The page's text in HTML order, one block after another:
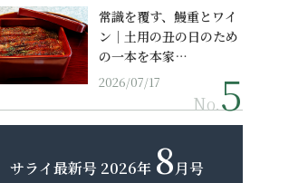
常識を覆す、鰻重とワイ
ン｜土用の丑の日のため
の一本を本家…
2026/07/17
No.
サライ最新号 2026年 8月号